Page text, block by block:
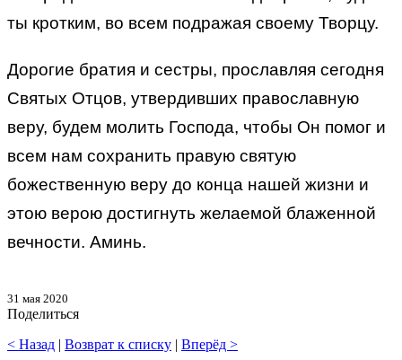
ты кротким, во всем подражая своему Творцу.
Дорогие братия и сестры, прославляя сегодня
Святых Отцов, утвердивших православную
веру, будем молить Господа, чтобы Он помог и
всем нам сохранить правую святую
божественную веру до конца нашей жизни и
этою верою достигнуть желаемой блаженной
вечности. Аминь.
31 мая 2020
Поделиться
< Назад | Возврат к списку | Вперёд >